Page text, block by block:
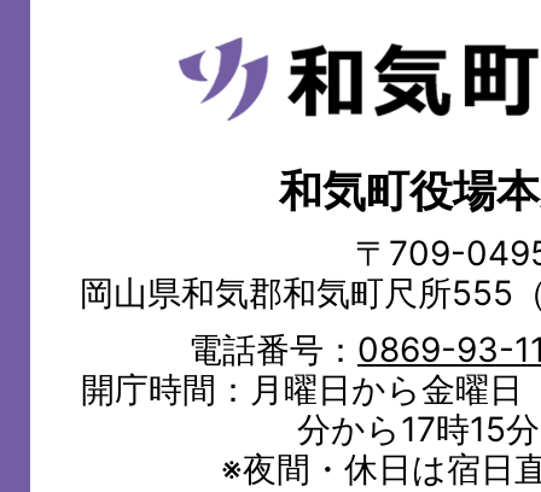
和
気
和気町役場
〒709-
岡山県和気郡和気町尺所555
電話番号： 0869-93-
開庁時間：月曜日から金曜
分から17時15
※夜間・休日は宿日